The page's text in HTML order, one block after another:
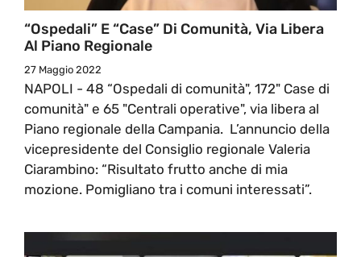
“Ospedali” E “Case” Di Comunità, Via Libera
Al Piano Regionale
27 Maggio 2022
NAPOLI - 48 “Ospedali di comunità", 172" Case di
comunità" e 65 "Centrali operative", via libera al
Piano regionale della Campania. L’annuncio della
vicepresidente del Consiglio regionale Valeria
Ciarambino: “Risultato frutto anche di mia
mozione. Pomigliano tra i comuni interessati”.